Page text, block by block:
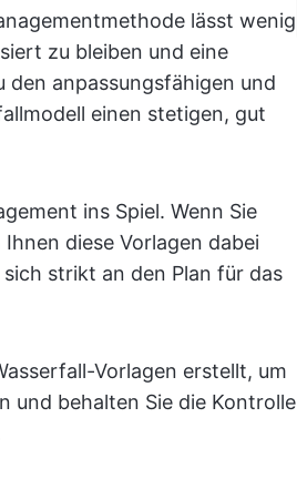
lässt wenig
zu bleiben und eine
anpassungsfähigen und
einen stetigen, gut
ins Spiel. Wenn Sie
diese Vorlagen dabei
strikt an den Plan für das
Vorlagen erstellt, um
und behalten Sie die Kontrolle